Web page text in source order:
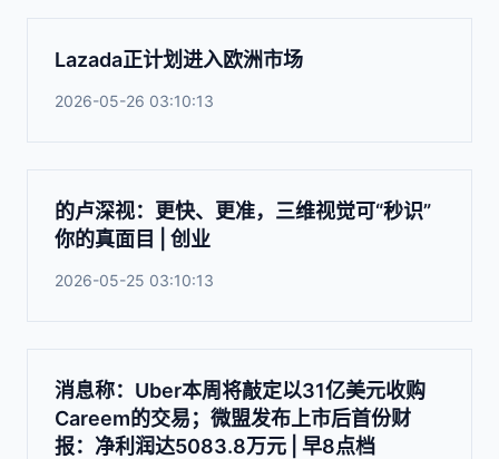
Lazada正计划进入欧洲市场
2026-05-26 03:10:13
的卢深视：更快、更准，三维视觉可“秒识”
你的真面目 | 创业
2026-05-25 03:10:13
消息称：Uber本周将敲定以31亿美元收购
Careem的交易；微盟发布上市后首份财
报：净利润达5083.8万元 | 早8点档